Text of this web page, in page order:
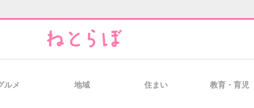
ルメ 地域 住まい 教育・育児